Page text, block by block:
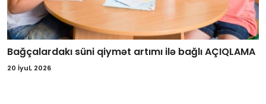
Bağçalardakı süni qiymət artımı ilə bağlı AÇIQLAMA
20 İyul, 2026